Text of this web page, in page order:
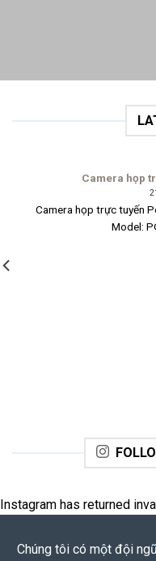
Camera họp
Camera họp trực tuyến
Model:
Instagram has returned
Chúng tôi có một đội